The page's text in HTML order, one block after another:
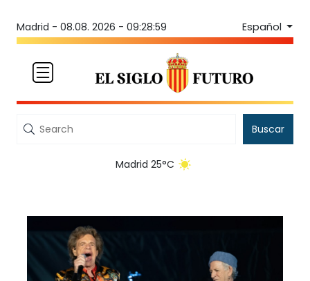
Madrid - 08.08. 2026 - 09:28:59 Español
Buscar
Madrid 25°C